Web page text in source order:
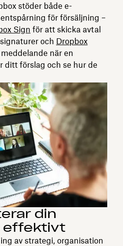
stöder både e-
för försäljning –
Sign för att skicka avtal
och Dropbox
när en
ditt förslag och se hur de
din
effektivt
av strategi, organisation